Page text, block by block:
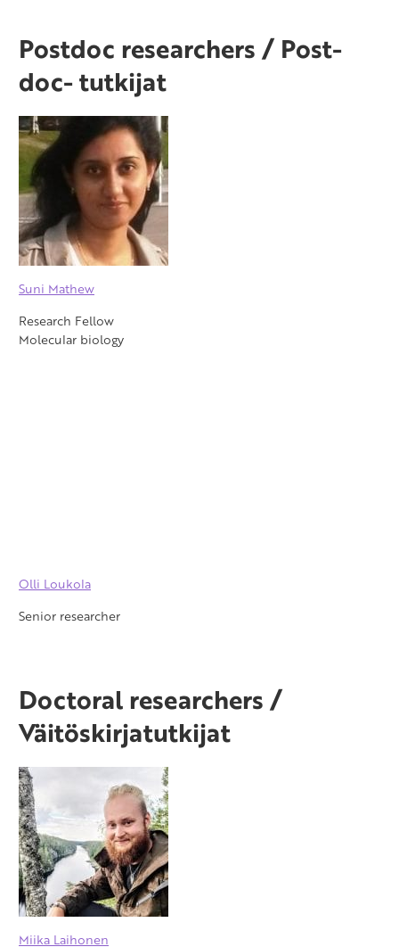
Postdoc researchers / Post-
doc- tutkijat
Suni Mathew
Research Fellow
Molecular biology
Olli Loukola
Senior researcher
Doctoral researchers /
Väitöskirjatutkijat
Miika Laihonen